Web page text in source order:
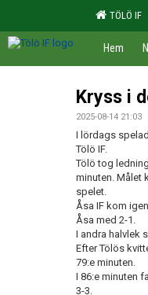
TÖLÖ IF
Hem
Kryss i
2025-08-14 21:03
I lördags
Tölö IF.
Tölö tog
minuten. Målet
spelet.
Åsa IF kom
Åsa med 2-1.
I andra halvlek
Efter Tölös
79:e minuten.
I 86:e minuten
3-3.